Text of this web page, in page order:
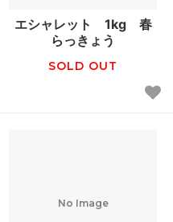
エシャレット 1kg 春
らっきょう
SOLD OUT
No Image